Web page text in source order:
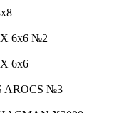
6x6 №2
6x6
№3